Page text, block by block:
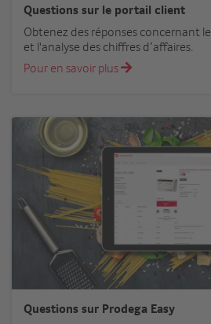
Questions sur le portail client
Obtenez des réponses concernant
et l'analyse des chiffres d’affaires.
Pour en savoir plus
Questions sur Prodega Easy